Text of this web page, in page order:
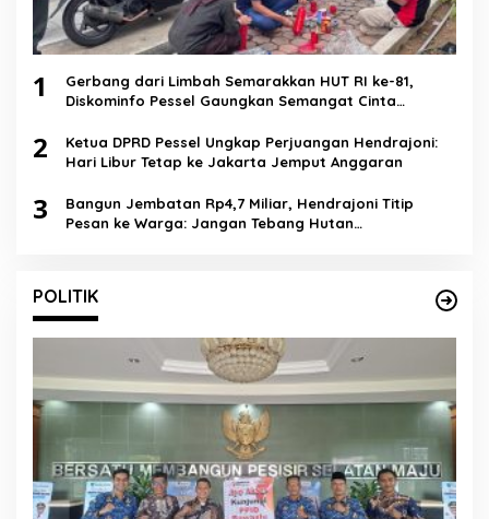
1
Gerbang dari Limbah Semarakkan HUT RI ke-81,
Diskominfo Pessel Gaungkan Semangat Cinta
2
Ketua DPRD Pessel Ungkap Perjuangan Hendrajoni:
Hari Libur Tetap ke Jakarta Jemput Anggaran
3
Bangun Jembatan Rp4,7 Miliar, Hendrajoni Titip
Pesan ke Warga: Jangan Tebang Hutan
POLITIK